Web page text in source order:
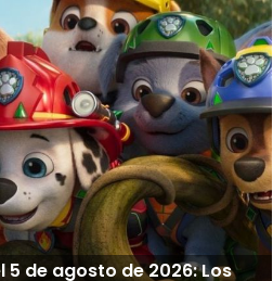
5 de agosto de 2026: Los